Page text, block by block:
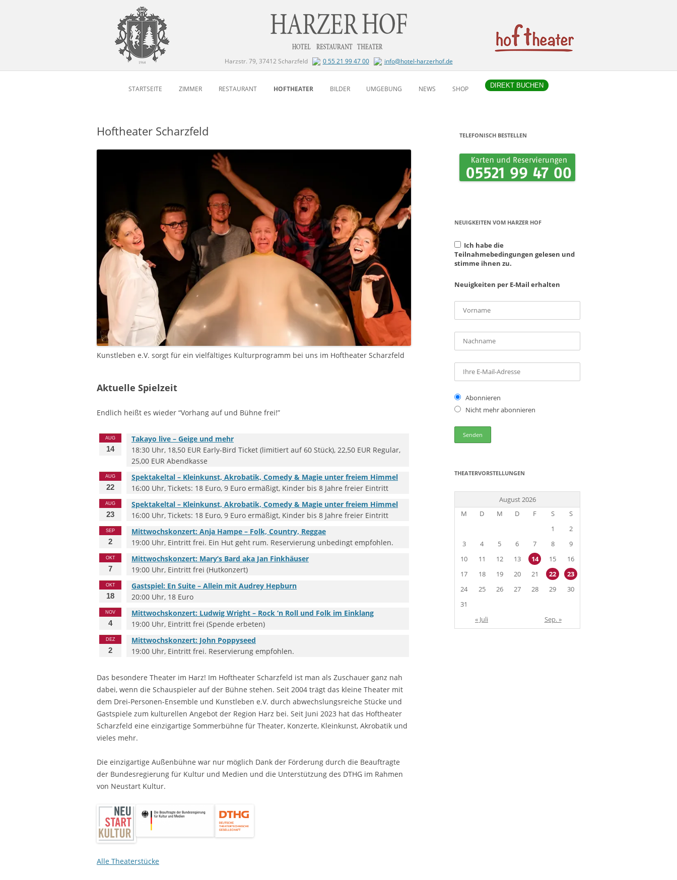
Harzstr. 79, 37412 Scharzfeld 0 55 21 99 47 00 info@hotel-harzerhof.de
STARTSEITE ZIMMER RESTAURANT HOFTHEATER BILDER UMGEBUNG NEWS SHOP DIREKT BUCHEN
Hoftheater Scharzfeld
Kunstleben e.V. sorgt für ein vielfältiges Kulturprogramm bei uns im Hoftheater Scharzfeld
Aktuelle Spielzeit
Endlich heißt es wieder “Vorhang auf und Bühne frei!”
AUG
14
Takayo live – Geige und mehr
18:30 Uhr, 18,50 EUR Early-Bird Ticket (limitiert auf 60 Stück), 22,50 EUR Regular,
25,00 EUR Abendkasse
AUG
22
Spektakeltal – Kleinkunst, Akrobatik, Comedy & Magie unter freiem Himmel
16:00 Uhr, Tickets: 18 Euro, 9 Euro ermäßigt, Kinder bis 8 Jahre freier Eintritt
AUG
23
Spektakeltal – Kleinkunst, Akrobatik, Comedy & Magie unter freiem Himmel
16:00 Uhr, Tickets: 18 Euro, 9 Euro ermäßigt, Kinder bis 8 Jahre freier Eintritt
SEP
2
Mittwochskonzert: Anja Hampe – Folk, Country, Reggae
19:00 Uhr, Eintritt frei. Ein Hut geht rum. Reservierung unbedingt empfohlen.
OKT
7
Mittwochskonzert: Mary’s Bard aka Jan Finkhäuser
19:00 Uhr, Eintritt frei (Hutkonzert)
OKT
18
Gastspiel: En Suite – Allein mit Audrey Hepburn
20:00 Uhr, 18 Euro
NOV
4
Mittwochskonzert: Ludwig Wright – Rock ‘n Roll und Folk im Einklang
19:00 Uhr, Eintritt frei (Spende erbeten)
DEZ
2
Mittwochskonzert: John Poppyseed
19:00 Uhr, Eintritt frei. Reservierung empfohlen.
Das besondere Theater im Harz! Im Hoftheater Scharzfeld ist man als Zuschauer ganz nah
dabei, wenn die Schauspieler auf der Bühne stehen. Seit 2004 trägt das kleine Theater mit
dem Drei-Personen-Ensemble und Kunstleben e.V. durch abwechslungsreiche Stücke und
Gastspiele zum kulturellen Angebot der Region Harz bei. Seit Juni 2023 hat das Hoftheater
Scharzfeld eine einzigartige Sommerbühne für Theater, Konzerte, Kleinkunst, Akrobatik und
vieles mehr.
Die einzigartige Außenbühne war nur möglich Dank der Förderung durch die Beauftragte
der Bundesregierung für Kultur und Medien und die Unterstützung des DTHG im Rahmen
von Neustart Kultur.
Alle Theaterstücke
TELEFONISCH BESTELLEN
NEUIGKEITEN VOM HARZER HOF
Ich habe die
Teilnahmebedingungen gelesen und
stimme ihnen zu.
Neuigkeiten per E-Mail erhalten
Abonnieren
Nicht mehr abonnieren
THEATERVORSTELLUNGEN
August 2026
M
D M D F S
S
1
2
3
4 5 6 7 8
9
10
11 12 13 14 15
16
17
18 19 20 21 22
23
24
25 26 27 28 29
30
31
« Juli
Sep. »